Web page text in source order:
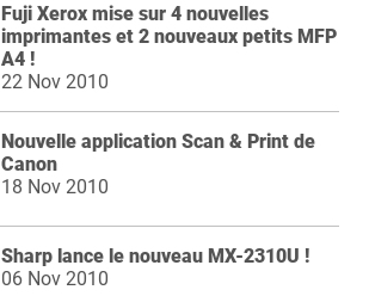
Fuji Xerox mise sur 4 nouvelles
imprimantes et 2 nouveaux petits MFP
A4 !
22 Nov 2010
Nouvelle application Scan & Print de
Canon
18 Nov 2010
Sharp lance le nouveau MX-2310U !
06 Nov 2010